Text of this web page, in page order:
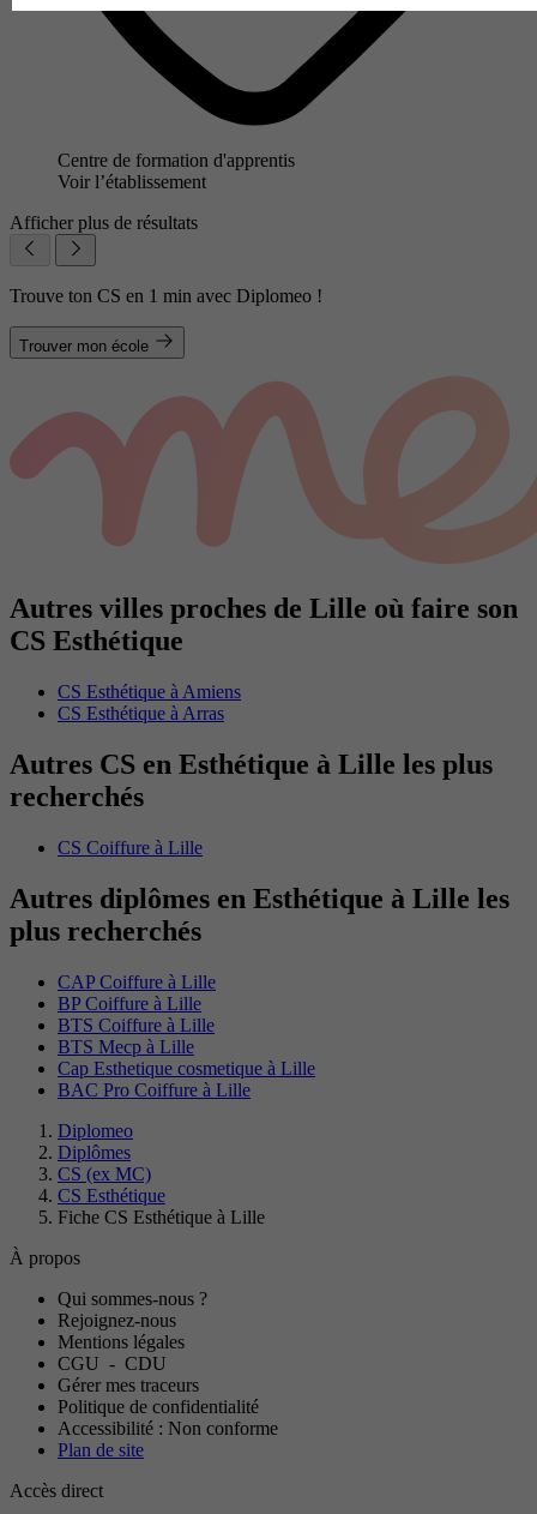
Centre de formation d'apprentis
Voir l’établissement
Afficher plus de résultats
Trouve ton CS en 1 min avec Diplomeo !
Trouver mon école
Autres villes proches de Lille où faire son
CS Esthétique
CS Esthétique à Amiens
CS Esthétique à Arras
Autres CS en Esthétique à Lille les plus
recherchés
CS Coiffure à Lille
Autres diplômes en Esthétique à Lille les
plus recherchés
CAP Coiffure à Lille
BP Coiffure à Lille
BTS Coiffure à Lille
BTS Mecp à Lille
Cap Esthetique cosmetique à Lille
BAC Pro Coiffure à Lille
Diplomeo
Diplômes
CS (ex MC)
CS Esthétique
Fiche CS Esthétique à Lille
À propos
Qui sommes-nous ?
Rejoignez-nous
Mentions légales
CGU - CDU
Gérer mes traceurs
Politique de confidentialité
Accessibilité : Non conforme
Plan de site
Accès direct